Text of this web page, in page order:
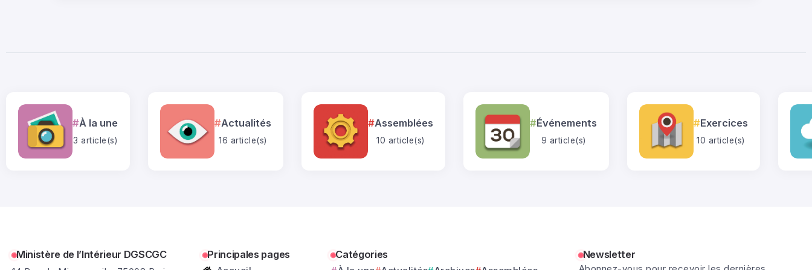
À la une
3 article(s)
Actualités
16 article(s)
Assemblées
10 article(s)
Événements
9 article(s)
Exercices
10 article(s)
Ministère de l’Intérieur DGSCGC Principales pages Catégories Newsletter